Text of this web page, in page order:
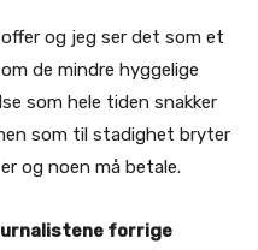
og jeg ser det som et
de mindre hyggelige
som hele tiden snakker
som til stadighet bryter
og noen må betale.
forrige